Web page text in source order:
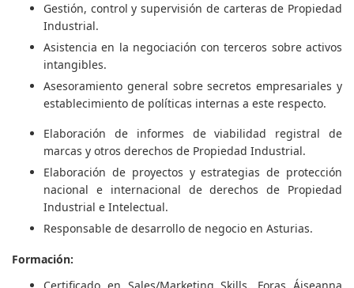
Gestión, control y supervisión de carteras de Propiedad
Industrial.
Asistencia en la negociación con terceros sobre activos
intangibles.
Asesoramiento general sobre secretos empresariales y
establecimiento de políticas internas a este respecto.
Elaboración de informes de viabilidad registral de
marcas y otros derechos de Propiedad Industrial.
Elaboración de proyectos y estrategias de protección
nacional e internacional de derechos de Propiedad
Industrial e Intelectual.
Responsable de desarrollo de negocio en Asturias.
Formación: